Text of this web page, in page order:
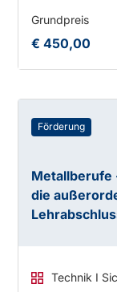
Grundpreis
€ 450,00
Förderung
Metallberufe
die
Technik I